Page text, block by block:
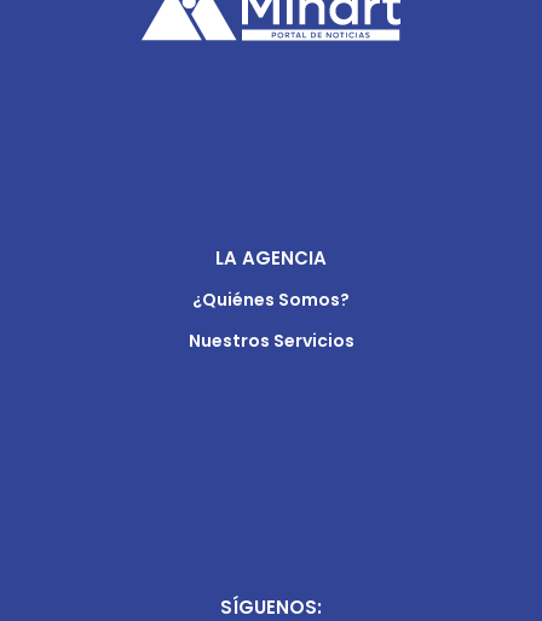
LA AGENCIA
¿Quiénes Somos?
Nuestros Servicios
SÍGUENOS: